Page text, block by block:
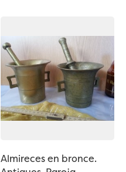
Almireces en bronce.